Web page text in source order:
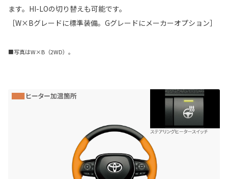
ます。HI-LOの切り替えも可能です。
［W×Bグレードに標準装備。Gグレードにメーカーオプション］
■写真はW×B（2WD）。